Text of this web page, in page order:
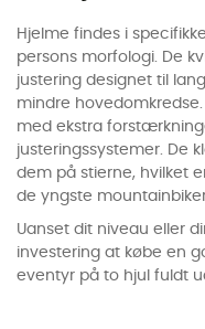
Hjelme findes i
persons morfologi. De
justering designet til
mindre
med ekstra
justeringssystemer. De
dem på stierne, hvilket
de yngste
Uanset dit niveau eller
investering at købe en
eventyr på to hjul fuldt